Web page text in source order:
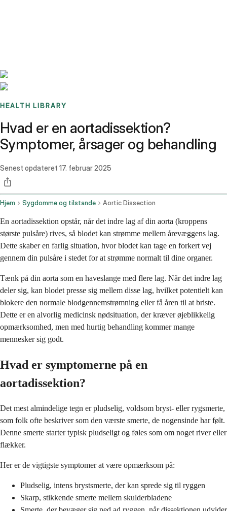
HEALTH LIBRARY
Hvad er en aortadissektion?
Symptomer, årsager og behandling
Senest opdateret 17. februar 2025
Hjem Sygdomme og tilstande Aortic Dissection
En aortadissektion opstår, når det indre lag af din aorta (kroppens
største pulsåre) rives, så blodet kan strømme mellem årevæggens lag.
Dette skaber en farlig situation, hvor blodet kan tage en forkert vej
gennem din pulsåre i stedet for at strømme normalt til dine organer.
Tænk på din aorta som en haveslange med flere lag. Når det indre lag
deler sig, kan blodet presse sig mellem disse lag, hvilket potentielt kan
blokere den normale blodgennemstrømning eller få åren til at briste.
Dette er en alvorlig medicinsk nødsituation, der kræver øjeblikkelig
opmærksomhed, men med hurtig behandling kommer mange
mennesker sig godt.
Hvad er symptomerne på en
aortadissektion?
Det mest almindelige tegn er pludselig, voldsom bryst- eller rygsmerte,
som folk ofte beskriver som den værste smerte, de nogensinde har følt.
Denne smerte starter typisk pludseligt og føles som om noget river eller
flækker.
Her er de vigtigste symptomer at være opmærksom på:
Pludselig, intens brystsmerte, der kan sprede sig til ryggen
Skarp, stikkende smerte mellem skulderbladene